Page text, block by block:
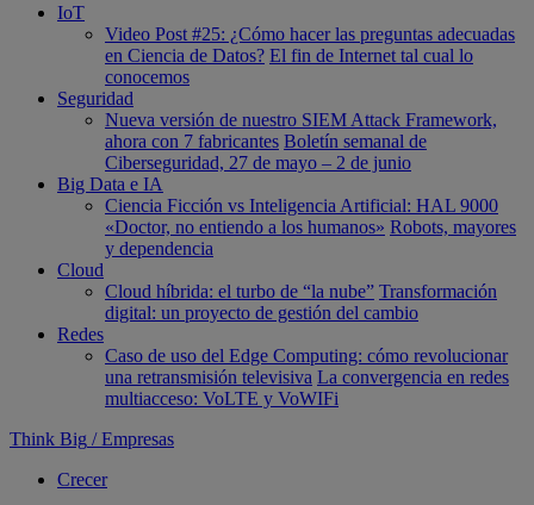
IoT
Video Post #25: ¿Cómo hacer las preguntas adecuadas
en Ciencia de Datos? El fin de Internet tal cual lo
conocemos
Seguridad
Nueva versión de nuestro SIEM Attack Framework,
ahora con 7 fabricantes Boletín semanal de
Ciberseguridad, 27 de mayo – 2 de junio
Big Data e IA
Ciencia Ficción vs Inteligencia Artificial: HAL 9000
«Doctor, no entiendo a los humanos» Robots, mayores
y dependencia
Cloud
Cloud híbrida: el turbo de “la nube” Transformación
digital: un proyecto de gestión del cambio
Redes
Caso de uso del Edge Computing: cómo revolucionar
una retransmisión televisiva La convergencia en redes
multiacceso: VoLTE y VoWIFi
Think Big / Empresas
Crecer